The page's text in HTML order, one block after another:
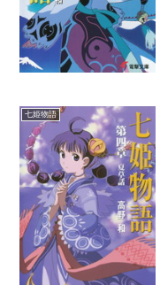
七姫物語